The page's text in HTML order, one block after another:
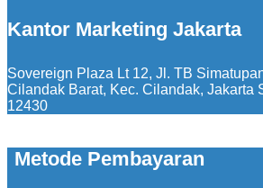
Kantor Marketing Jakarta
Sovereign Plaza Lt 12, Jl. TB
Cilandak Barat, Kec. Cilandak, Jakarta
12430
Metode Pembayaran